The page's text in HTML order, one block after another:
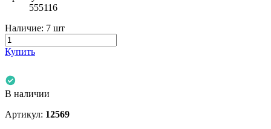
555116
Наличие: 7 шт
Купить
В наличии
Артикул: 12569